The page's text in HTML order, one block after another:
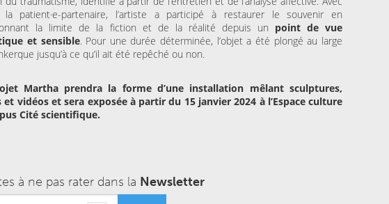
patient·e-partenaire, l’artiste a participé à restaurer le souvenir en
la limite de la fiction et de la réalité depuis un point de vue
et sensible. Pour une durée déterminée, l’objet a été plongé au large
jusqu’à ce qu’il ait été repêché ou non.
Martha prendra la forme d’une installation mêlant sculptures,
et vidéos et sera exposée à partir du 15 janvier 2024 à l’Espace culture
Cité scientifique.
à ne pas rater dans la Newsletter